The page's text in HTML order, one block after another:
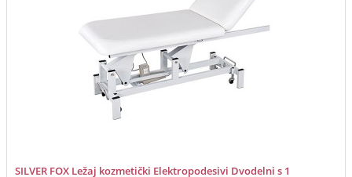
SILVER FOX Ležaj kozmetički Elektropodesivi Dvodelni s 1